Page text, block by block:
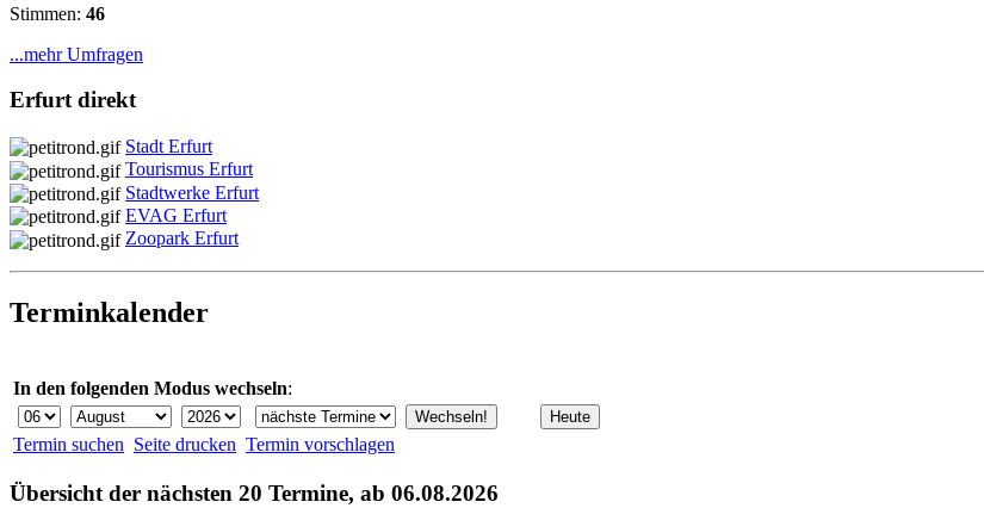
Stimmen: 46
...mehr Umfragen
Erfurt direkt
Stadt Erfurt
Tourismus Erfurt
Stadtwerke Erfurt
EVAG Erfurt
Zoopark Erfurt
Terminkalender
In den folgenden Modus wechseln:
Termin suchen Seite drucken Termin vorschlagen
Übersicht der nächsten 20 Termine, ab 06.08.2026